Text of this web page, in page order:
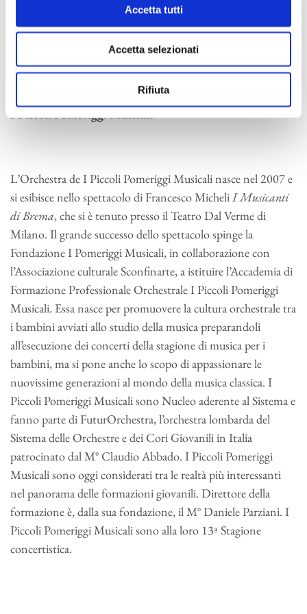
Accetta tutti
Accetta selezionati
Rifiuta
Buon ascolto a tutti, e buona stagione di musica e storie con
i Piccoli Pomeriggi Musicali.
Manuel Renga e Daniele Parziani
I Piccoli Pomeriggi Musicali
L’Orchestra de I Piccoli Pomeriggi Musicali nasce nel 2007 e
si esibisce nello spettacolo di Francesco MicheliI Musicanti
di Brema, che si è tenuto presso il Teatro Dal Verme di
Milano. Il grande successo dello spettacolo spinge la
Fondazione I Pomeriggi Musicali, in collaborazione con
l’Associazione culturale Sconfinarte, a istituire l’Accademia di
Formazione Professionale Orchestrale I Piccoli Pomeriggi
Musicali. Essa nasce per promuovere la cultura orchestrale tra
i bambini avviati allo studio della musica preparandoli
all’esecuzione dei concerti della stagione di musica per i
bambini, ma si pone anche lo scopo di appassionare le
nuovissime generazioni al mondo della musica classica. I
Piccoli Pomeriggi Musicali sono Nucleo aderente al Sistema e
fanno parte di FuturOrchestra, l’orchestra lombarda del
Sistema delle Orchestre e dei Cori Giovanili in Italia
patrocinato dal M° Claudio Abbado. I Piccoli Pomeriggi
Musicali sono oggi considerati tra le realtà più interessanti
nel panorama delle formazioni giovanili. Direttore della
formazione è, dalla sua fondazione, il M° Daniele Parziani. I
Piccoli Pomeriggi Musicali sono alla loro 13ª Stagione
concertistica.